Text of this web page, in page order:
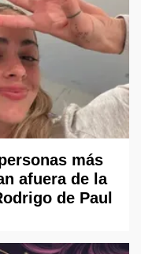
más
afuera de la
de Paul